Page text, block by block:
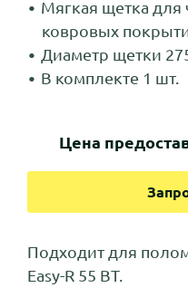
Мягкая щетка для
ковровых
Диаметр щетки
В комплекте 1 шт.
Цена
Подходит для
Easy-R 55 BT.